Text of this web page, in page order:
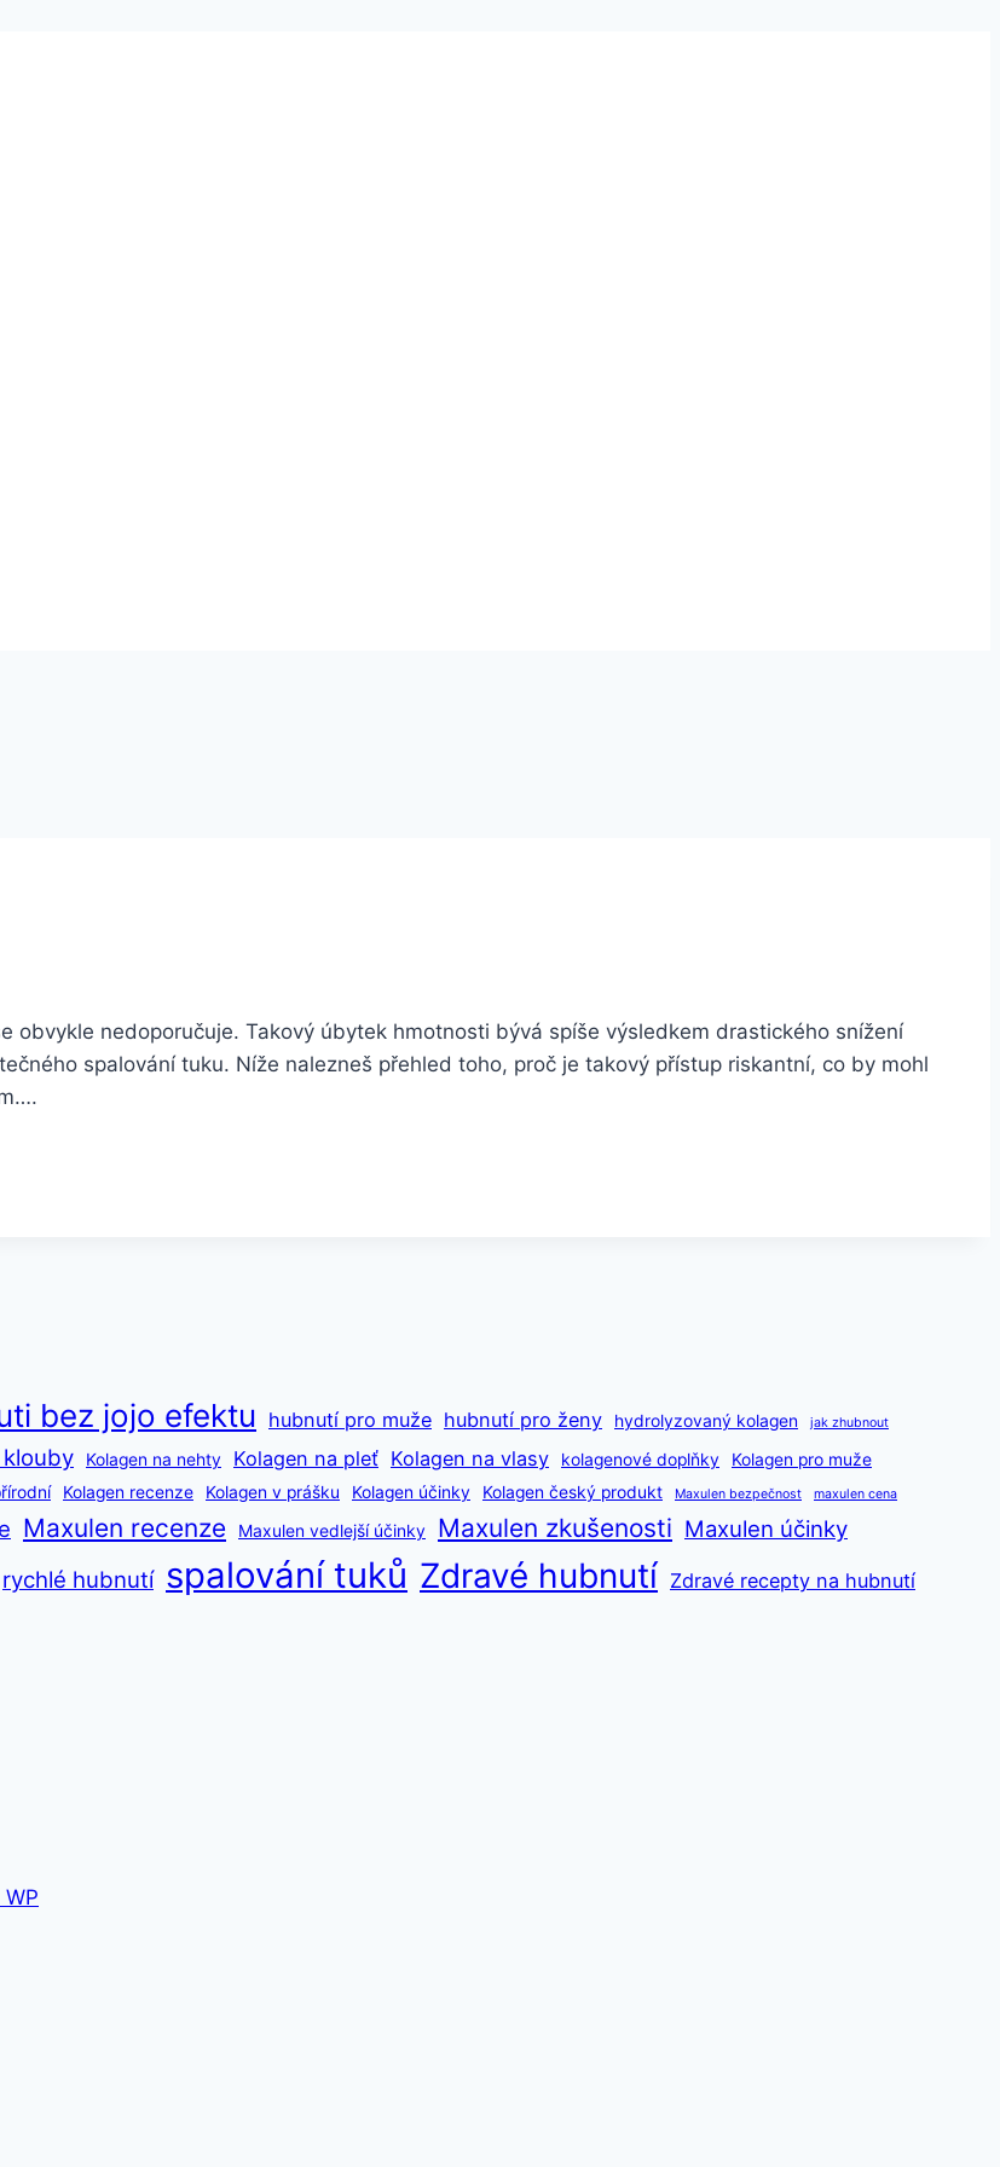
obvykle nedoporučuje. Takový úbytek hmotnosti bývá spíše výsledkem drastického snížení
spalování tuku. Níže nalezneš přehled toho, proč je takový přístup riskantní, co by mohl
bez jojo efektu hubnutí pro muže hubnutí pro ženy hydrolyzovaný kolagen jak zhubnout
klouby Kolagen na nehty Kolagen na pleť Kolagen na vlasy kolagenové doplňky
Kolagen pro muže
Kolagen recenze Kolagen v prášku Kolagen účinky Kolagen český produkt Maxulen bezpečnost maxulen cena
Maxulen recenze Maxulen vedlejší účinky Maxulen zkušenosti Maxulen účinky
rychlé hubnutí spalování tuků Zdravé hubnutí Zdravé recepty na hubnutí